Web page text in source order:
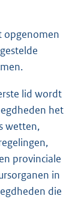
opgenomen
lid wordt
het
wetten,
provinciale
in
die